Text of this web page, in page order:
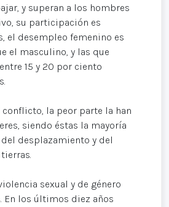
y superan a los hombres
su participación es
el desempleo femenino es
el masculino, y las que
15 y 20 por ciento
conflicto, la peor parte la han
siendo éstas la mayoría
desplazamiento y del
sexual y de género
En los últimos diez años